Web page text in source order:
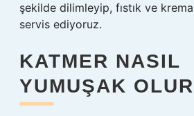
şekilde dilimleyip, fıstık ve
servis ediyoruz.
KATMER NASIL
YUMUŞAK